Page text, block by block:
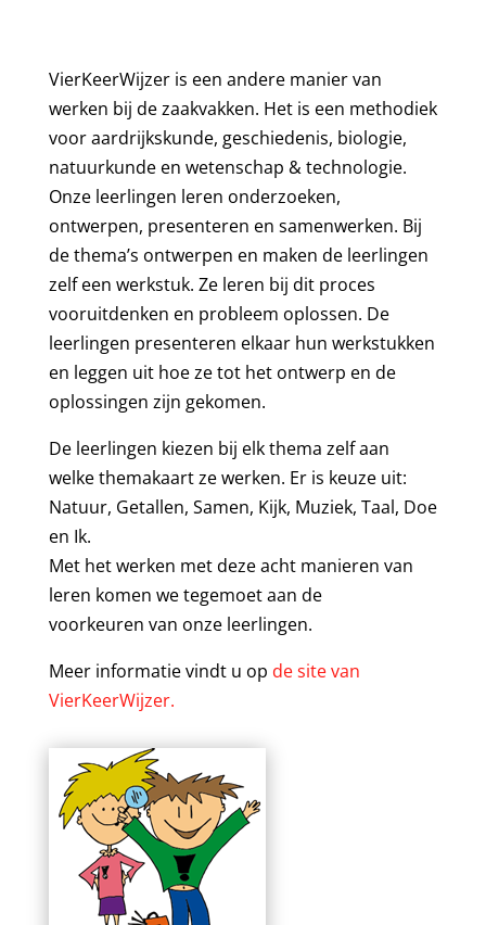
VierKeerWijzer is een andere manier van
werken bij de zaakvakken. Het is een methodiek
voor aardrijkskunde, geschiedenis, biologie,
natuurkunde en wetenschap & technologie.
Onze leerlingen leren onderzoeken,
ontwerpen, presenteren en samenwerken. Bij
de thema’s ontwerpen en maken de leerlingen
zelf een werkstuk. Ze leren bij dit proces
vooruitdenken en probleem oplossen. De
leerlingen presenteren elkaar hun werkstukken
en leggen uit hoe ze tot het ontwerp en de
oplossingen zijn gekomen.
De leerlingen kiezen bij elk thema zelf aan
welke themakaart ze werken. Er is keuze uit:
Natuur, Getallen, Samen, Kijk, Muziek, Taal, Doe
en Ik.
Met het werken met deze acht manieren van
leren komen we tegemoet aan de
voorkeuren van onze leerlingen.
Meer informatie vindt u op de site van
VierKeerWijzer.